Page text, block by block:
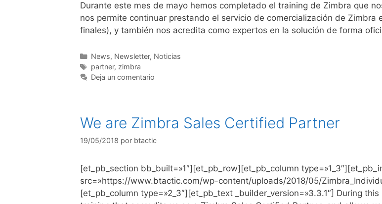
Durante este mes de mayo hemos completado el training de Zimbra que
nos permite continuar prestando el servicio de comercialización de Zimbra
finales), y también nos acredita como expertos en la solución de forma
News, Newsletter, Noticias
partner, zimbra
Deja un comentario
We are Zimbra Sales Certified Partner
19/05/2018 por btactic
[et_pb_section bb_built=»1″][et_pb_row][et_pb_column
src=»https://www.btactic.com/wp-content/uploads/2018/05/
[et_pb_column type=»2_3″][et_pb_text _builder_version=»3.3.1″] During